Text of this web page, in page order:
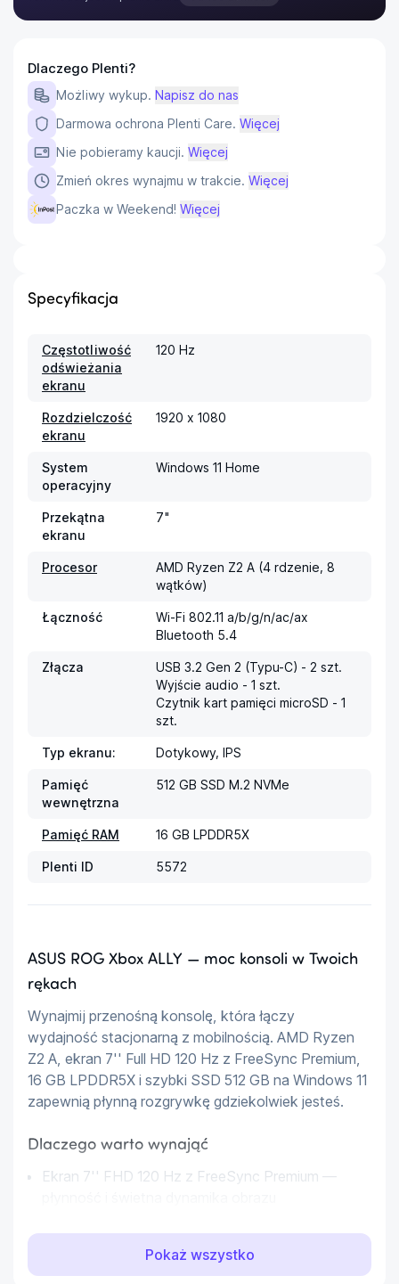
Dlaczego Plenti?
Możliwy wykup. Napisz do nas
Darmowa ochrona Plenti Care. Więcej
Nie pobieramy kaucji. Więcej
Zmień okres wynajmu w trakcie. Więcej
Paczka w Weekend! Więcej
Specyfikacja
Częstotliwość
odświeżania
ekranu
120 Hz
Rozdzielczość
ekranu
1920 x 1080
System
operacyjny
Windows 11 Home
Przekątna
ekranu
7"
Procesor
AMD Ryzen Z2 A (4 rdzenie, 8
wątków)
Łączność
Wi-Fi 802.11 a/b/g/n/ac/ax
Bluetooth 5.4
Złącza
USB 3.2 Gen 2 (Typu-C) - 2 szt.
Wyjście audio - 1 szt.
Czytnik kart pamięci microSD - 1
szt.
Typ ekranu: Dotykowy, IPS
Pamięć
wewnętrzna
512 GB SSD M.2 NVMe
Pamięć RAM 16 GB LPDDR5X
Plenti ID 5572
ASUS ROG Xbox ALLY — moc konsoli w Twoich
rękach
Wynajmij przenośną konsolę, która łączy
wydajność stacjonarną z mobilnością. AMD Ryzen
Z2 A, ekran 7'' Full HD 120 Hz z FreeSync Premium,
16 GB LPDDR5X i szybki SSD 512 GB na Windows 11
zapewnią płynną rozgrywkę gdziekolwiek jesteś.
Dlaczego warto wynająć
Ekran 7'' FHD 120 Hz z FreeSync Premium —
16 GB LPDDR5X — szybka pamięć do gier i
Pokaż wszystko